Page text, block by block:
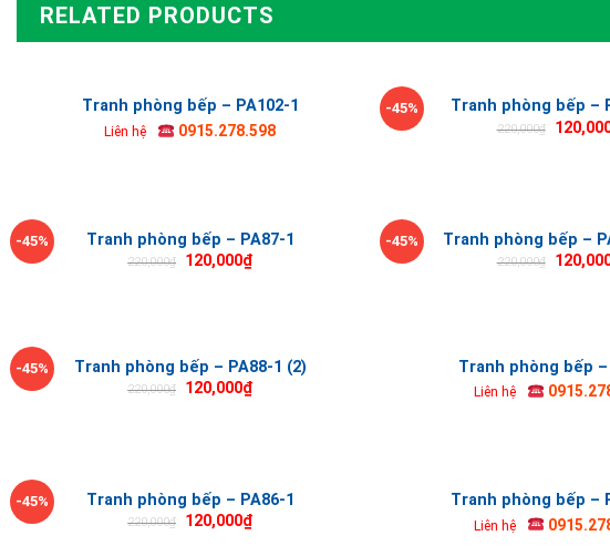
RELATED PRODUCTS
Tranh phòng bếp – PA102-1
Liên hệ 0915.278.598
-45% Tranh phòng bếp –
220,000₫
-45% Tranh phòng bếp – PA87-1
220,000₫ 120,000₫
-45% Tranh phòng bếp –
220,000₫
-45% Tranh phòng bếp – PA88-1 (2)
220,000₫ 120,000₫
Tranh phòng bếp –
Liên hệ
-45% Tranh phòng bếp – PA86-1
220,000₫ 120,000₫
Tranh phòng bếp –
Liên hệ